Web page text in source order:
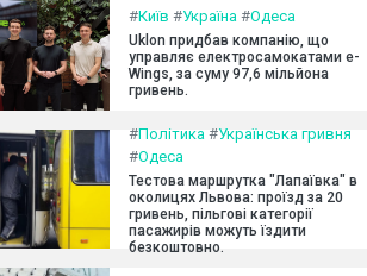
#Київ #Україна #Одеса
Uklon придбав компанію, що
управляє електросамокатами e-
Wings, за суму 97,6 мільйона
гривень.
#Політика #Українська гривня
#Одеса
Тестова маршрутка "Лапаївка" в
околицях Львова: проїзд за 20
гривень, пільгові категорії
пасажирів можуть їздити
безкоштовно.